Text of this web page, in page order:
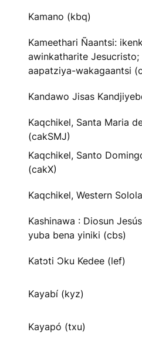
Kamano (kbq)
Kameethari Ñaantsi:
awinkatharite Jesucristo;
aapatziya-wakagaantsi
Kandawo Jisas
Kaqchikel, Santa Maria
(cakSMJ)
Kaqchikel, Santo
(cakX)
Kaqchikel, Western
Kashinawa : Diosun
yuba bena yiniki (cbs)
Katɔti Ɔku Kedee (lef)
Kayabí (kyz)
Kayapó (txu)